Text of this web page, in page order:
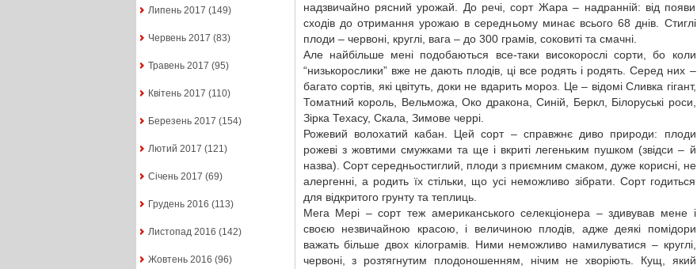
Липень 2017 (149)
Червень 2017 (83)
Травень 2017 (95)
Квітень 2017 (110)
Березень 2017 (154)
Лютий 2017 (121)
Січень 2017 (69)
Грудень 2016 (113)
Листопад 2016 (142)
Жовтень 2016 (96)
надзвичайно рясний урожай. До речі, сорт Жара – надранній: від появи
сходів до отримання урожаю в середньому минає всього 68 днів. Стиглі
плоди – червоні, круглі, вага – до 300 грамів, соковиті та смачні.
Але найбільше мені подобаються все-таки високорослі сорти, бо коли
“низькорослики” вже не дають плодів, ці все родять і родять. Серед них –
багато сортів, які цвітуть, доки не вдарить мороз. Це – відомі Сливка гігант,
Томатний король, Вельможа, Око дракона, Синій, Беркл, Білоруські роси,
Зірка Техасу, Скала, Зимове черрі.
Рожевий волохатий кабан. Цей сорт – справжнє диво природи: плоди
рожеві з жовтими смужками та ще і вкриті легеньким пушком (звідси – й
назва). Сорт середньостиглий, плоди з приємним смаком, дуже корисні, не
алергенні, а родить їх стільки, що усі неможливо зібрати. Сорт годиться
для відкритого грунту та теплиць.
Мега Мері – сорт теж американського селекціонера – здивував мене і
своєю незвичайною красою, і величиною плодів, адже деякі помідори
важать більше двох кілограмів. Ними неможливо намилуватися – круглі,
червоні, з розтягнутим плодоношенням, нічим не хворіють. Кущ, який